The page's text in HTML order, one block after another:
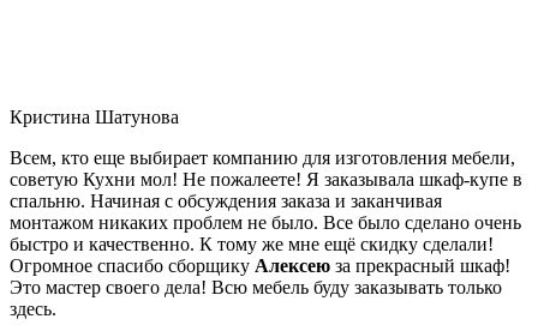
Кристина Шатунова
Всем, кто еще выбирает компанию для изготовления мебели,
советую Кухни мол! Не пожалеете! Я заказывала шкаф-купе в
спальню. Начиная с обсуждения заказа и заканчивая
монтажом никаких проблем не было. Все было сделано очень
быстро и качественно. К тому же мне ещё скидку сделали!
Огромное спасибо сборщику Алексею за прекрасный шкаф!
Это мастер своего дела! Всю мебель буду заказывать только
здесь.